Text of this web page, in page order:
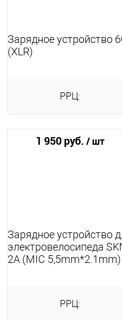
Зарядное устройство
(XLR)
РРЦ:
1 950 руб. / шт
Зарядное устройство
электровелосипеда
2A (MIC 5,5mm*2.1mm)
РРЦ: